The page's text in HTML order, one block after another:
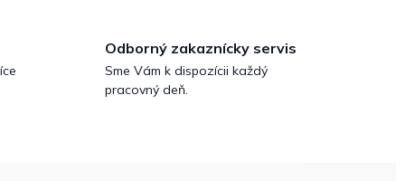
Odborný zakaznícky servis
Sme Vám k dispozícii každý
pracovný deň.